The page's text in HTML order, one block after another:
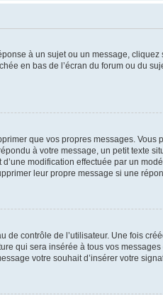
à un sujet ou un message,
en bas de l’écran du forum ou du
que vos propres messages.
à votre message, un petit texte
modification effectuée par un
leur propre message si une
contrôle de l’utilisateur. Une fois
qui sera insérée à tous vos
votre souhait d’insérer votre